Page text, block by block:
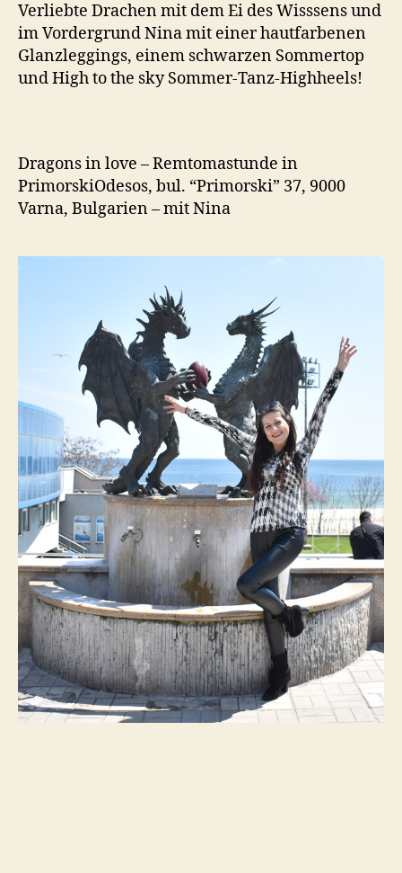
Verliebte Drachen mit dem Ei des Wisssens und
im Vordergrund Nina mit einer hautfarbenen
Glanzleggings, einem schwarzen Sommertop
und High to the sky Sommer-Tanz-Highheels!
Dragons in love – Remtomastunde in
PrimorskiOdesos, bul. “Primorski” 37, 9000
Varna, Bulgarien – mit Nina